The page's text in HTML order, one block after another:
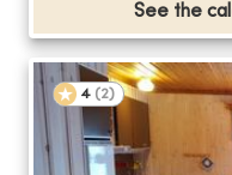
See the
4 (2)